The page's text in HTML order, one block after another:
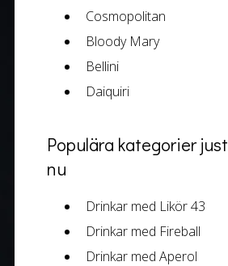
Cosmopolitan
Bloody Mary
Bellini
Daiquiri
Populära kategorier just
nu
Drinkar med Likör 43
Drinkar med Fireball
Drinkar med Aperol